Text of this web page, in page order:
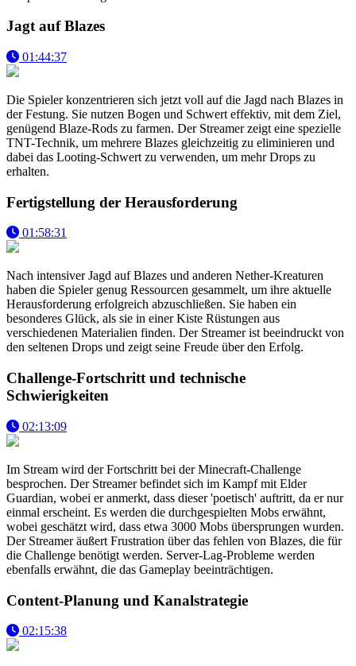
Jagt auf Blazes
01:44:37
Die Spieler konzentrieren sich jetzt voll auf die Jagd nach Blazes in
der Festung. Sie nutzen Bogen und Schwert effektiv, mit dem Ziel,
genügend Blaze-Rods zu farmen. Der Streamer zeigt eine spezielle
TNT-Technik, um mehrere Blazes gleichzeitig zu eliminieren und
dabei das Looting-Schwert zu verwenden, um mehr Drops zu
erhalten.
Fertigstellung der Herausforderung
01:58:31
Nach intensiver Jagd auf Blazes und anderen Nether-Kreaturen
haben die Spieler genug Ressourcen gesammelt, um ihre aktuelle
Herausforderung erfolgreich abzuschließen. Sie haben ein
besonderes Glück, als sie in einer Kiste Rüstungen aus
verschiedenen Materialien finden. Der Streamer ist beeindruckt von
den seltenen Drops und zeigt seine Freude über den Erfolg.
Challenge-Fortschritt und technische
Schwierigkeiten
02:13:09
Im Stream wird der Fortschritt bei der Minecraft-Challenge
besprochen. Der Streamer befindet sich im Kampf mit Elder
Guardian, wobei er anmerkt, dass dieser 'poetisch' auftritt, da er nur
einmal erscheint. Es werden die durchgespielten Mobs erwähnt,
wobei geschätzt wird, dass etwa 3000 Mobs übersprungen wurden.
Der Streamer äußert Frustration über das fehlen von Blazes, die für
die Challenge benötigt werden. Server-Lag-Probleme werden
ebenfalls erwähnt, die das Gameplay beeinträchtigen.
Content-Planung und Kanalstrategie
02:15:38